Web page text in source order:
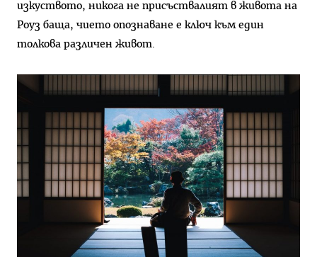
изкуството, никога не присъствалият в живота на
Роуз баща, чието опознаване е ключ към един
толкова различен живот.